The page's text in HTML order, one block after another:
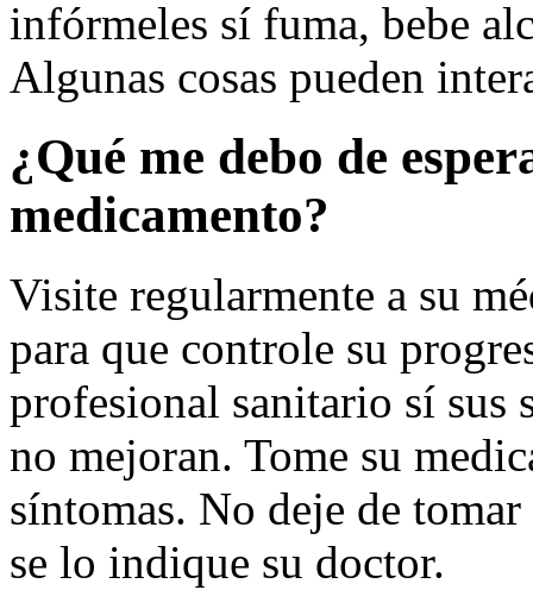
infórmeles sí fuma, bebe
Algunas cosas pueden
¿Qué me debo de
medicamento?
Visite regularmente a su
para que controle su
profesional sanitario sí sus
no mejoran. Tome su
síntomas. No deje de
se lo indique su doctor.